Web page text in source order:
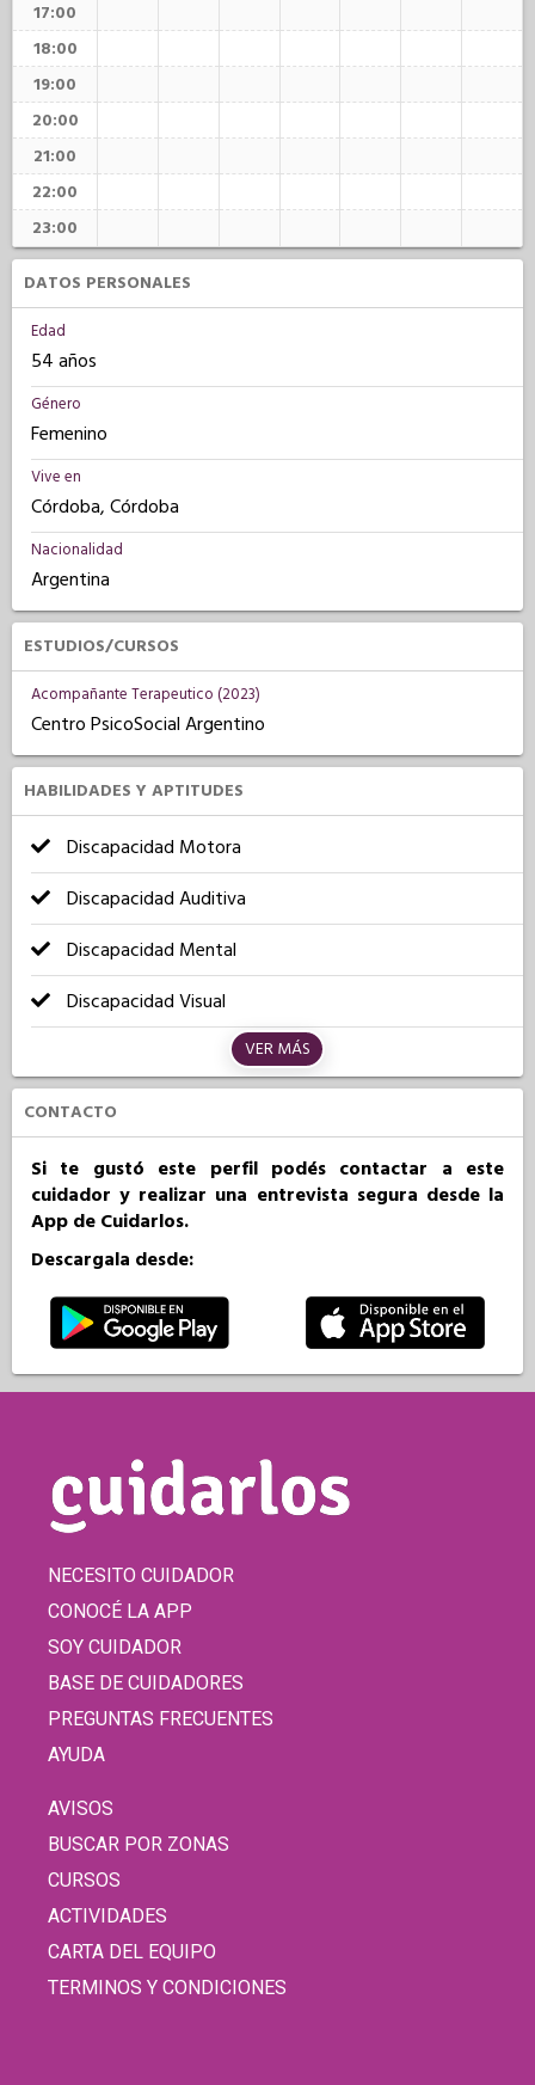
17:00
18:00
19:00
20:00
21:00
22:00
23:00
DATOS PERSONALES
Edad
54 años
Género
Femenino
Vive en
Córdoba, Córdoba
Nacionalidad
Argentina
ESTUDIOS/CURSOS
Acompañante Terapeutico (2023)
Centro PsicoSocial Argentino
HABILIDADES Y APTITUDES
Discapacidad Motora
Discapacidad Auditiva
Discapacidad Mental
Discapacidad Visual
VER MÁS
CONTACTO
Si te gustó este perfil podés contactar a este
cuidador y realizar una entrevista segura desde la
App de Cuidarlos.
Descargala desde:
NECESITO CUIDADOR
CONOCÉ LA APP
SOY CUIDADOR
BASE DE CUIDADORES
PREGUNTAS FRECUENTES
AYUDA
AVISOS
BUSCAR POR ZONAS
CURSOS
ACTIVIDADES
CARTA DEL EQUIPO
TERMINOS Y CONDICIONES